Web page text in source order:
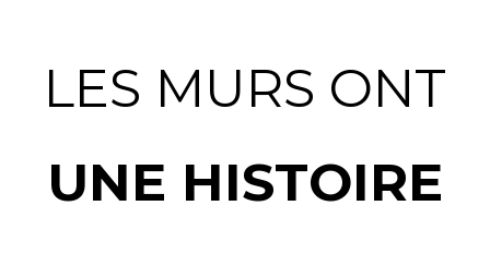
LES MURS ONT
UNE HISTOIRE